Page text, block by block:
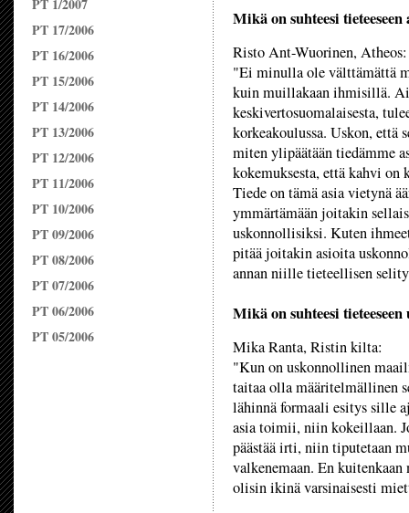
PT 1/2007
PT 17/2006
PT 16/2006
PT 15/2006
PT 14/2006
PT 13/2006
PT 12/2006
PT 11/2006
PT 10/2006
PT 09/2006
PT 08/2006
PT 07/2006
PT 06/2006
PT 05/2006
Mikä on suhteesi tieteeseen
Risto Ant-Wuorinen, Atheos:
"Ei minulla ole välttämättä
kuin muillakaan ihmisillä.
keskivertosuomalaisesta,
korkeakoulussa. Uskon, että
miten ylipäätään tiedämme
kokemuksesta, että kahvi on
Tiede on tämä asia vietynä
ymmärtämään joitakin
uskonnollisiksi. Kuten
pitää joitakin asioita
annan niille tieteellisen
Mikä on suhteesi tieteeseen
Mika Ranta, Ristin kilta:
"Kun on uskonnollinen
taitaa olla määritelmällinen
lähinnä formaali esitys sille
asia toimii, niin kokeillaan.
päästää irti, niin tiputetaan
valkenemaan. En
olisin ikinä varsinaisesti